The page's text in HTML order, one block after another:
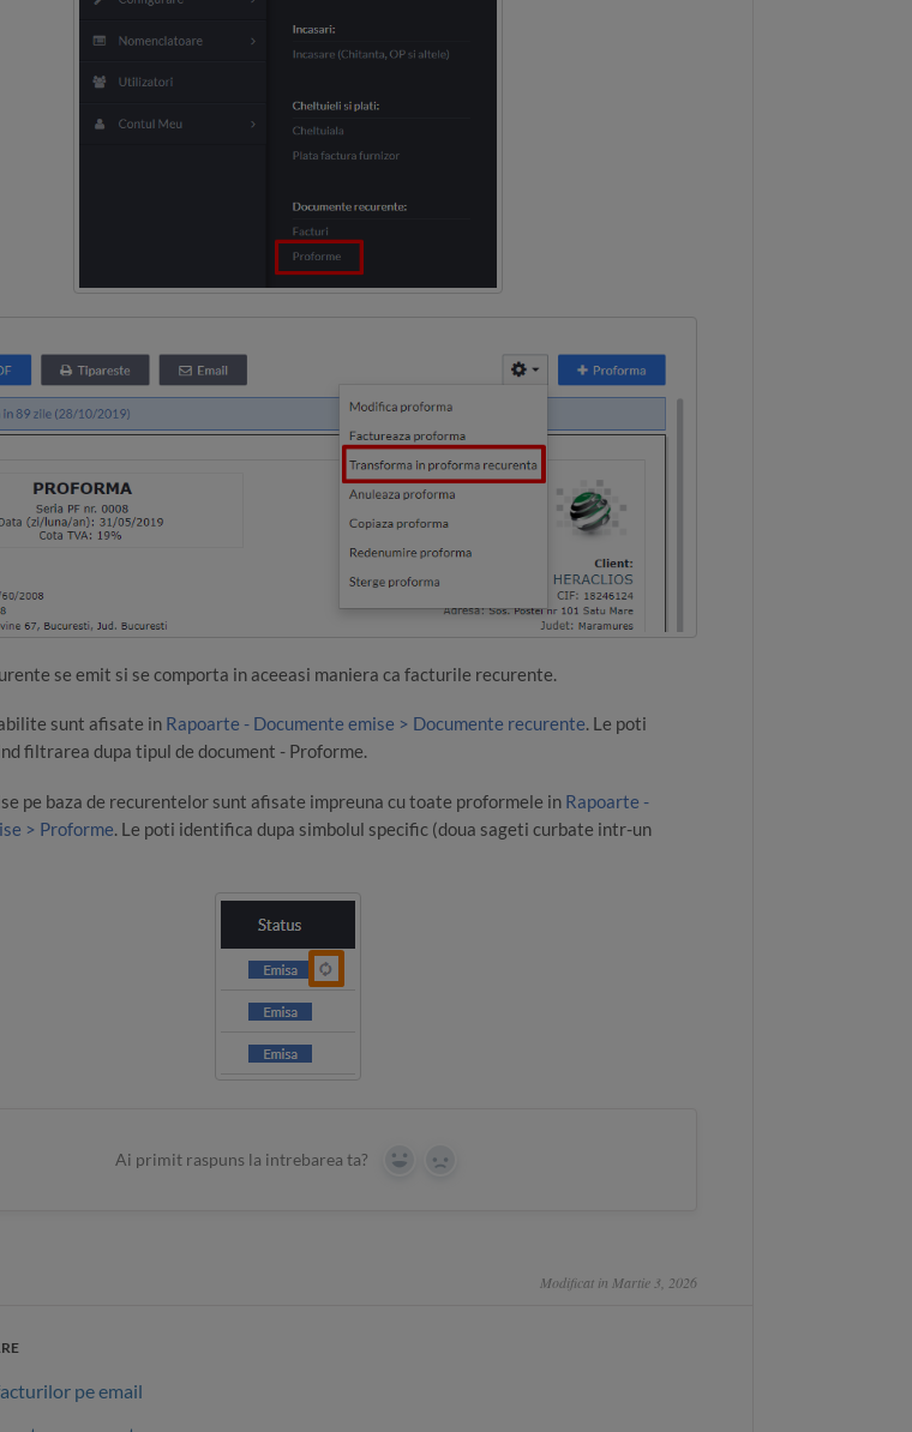
se emit si se comporta in aceeasi maniera ca facturile recurente.
sunt afisate in Rapoarte - Documente emise > Documente recurente. Le poti
filtrarea dupa tipul de document - Proforme.
pe baza de recurentelor sunt afisate impreuna cu toate proformele in Rapoarte -
> Proforme. Le poti identifica dupa simbolul specific (doua sageti curbate intr-un
Ai primit raspuns la intrebarea ta? Yes No
Modificat in Martie 3, 2026
pe email